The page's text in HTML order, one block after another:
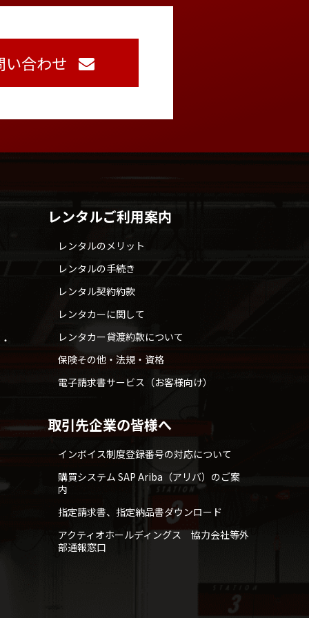
い合わせ
レンタルご利用案内
レンタルのメリット
レンタルの手続き
レンタル契約約款
レンタカーに関して
レンタカー貸渡約款について
保険その他・法規・資格
電子請求書サービス（お客様向け）
取引先企業の皆様へ
インボイス制度登録番号の対応について
購買システム SAP Ariba（アリバ）のご案
内
指定請求書、指定納品書ダウンロード
アクティオホールディングス 協力会社等外
部通報窓口